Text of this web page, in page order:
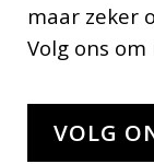
maar zeker
Volg ons
VOLG